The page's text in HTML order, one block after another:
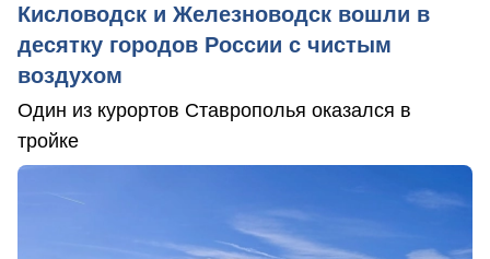
Кисловодск и Железноводск вошли в
десятку городов России с чистым
воздухом
Один из курортов Ставрополья оказался в
тройке